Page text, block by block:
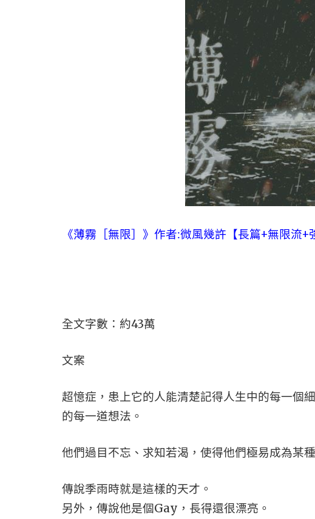
《薄霧［無限］》作者:微風幾許【長篇+無限流+
全文字數：約43萬
文案
超憶症，患上它的人能清楚記得人生中的每一個
的每一道想法。
他們過目不忘、求知若渴，使得他們極易成為某
傳說季雨時就是這樣的天才。
另外，傳說他是個Gay，長得還很漂亮。